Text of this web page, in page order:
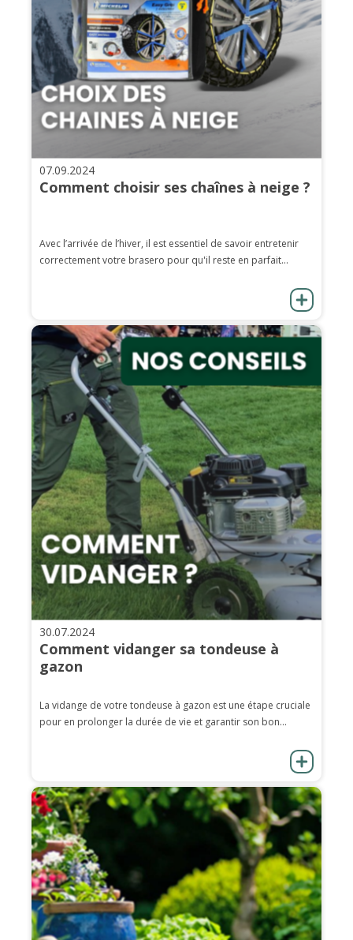
07.09.2024
Comment choisir ses chaînes à neige ?
Avec l’arrivée de l’hiver, il est essentiel de savoir entretenir
correctement votre brasero pour qu'il reste en parfait...
30.07.2024
Comment vidanger sa tondeuse à
gazon
La vidange de votre tondeuse à gazon est une étape cruciale
pour en prolonger la durée de vie et garantir son bon...